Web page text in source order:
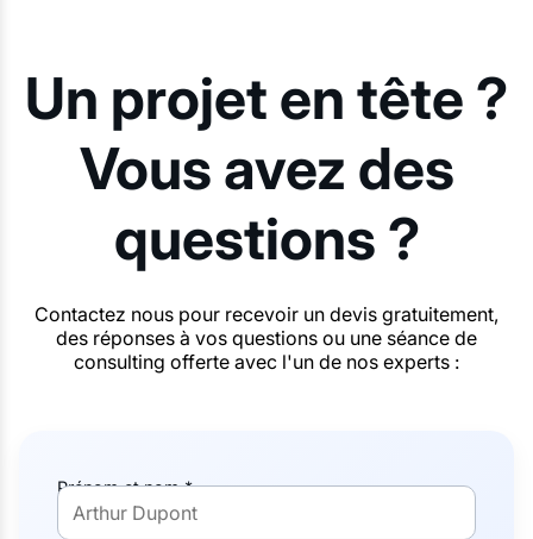
Un projet en tête ?
Vous avez des
questions ?
Contactez nous pour recevoir un devis gratuitement,
des réponses à vos questions ou une séance de
consulting offerte avec l'un de nos experts :
Prénom et nom *